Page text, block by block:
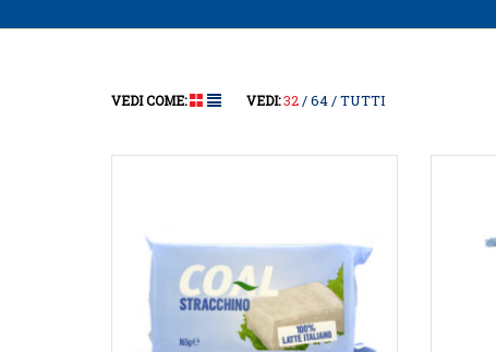
VEDI COME: VEDI:32 64 TUTTI